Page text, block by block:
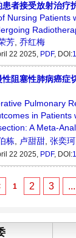
者接受放射治疗
Nursing Patients
芳 乔红梅
22 2025, PDF, DOI:
阻塞性肺病癌症
Pulmonary
in Patients
A Meta-
栋 卢甜甜 张奕珂
22 2025, PDF, DOI:
1 2 3 ...